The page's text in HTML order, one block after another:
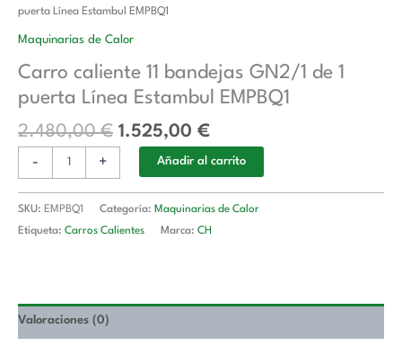
puerta Línea Estambul EMPBQ1
Maquinarias de Calor
Carro caliente 11 bandejas GN2/1 de 1
puerta Línea Estambul EMPBQ1
2.480,00€
precio
original
2.480,00 €.
1.525,00 €
1.525,00 €.
-
caliente
11
GN2/1
de
puerta
Línea
Estambul
EMPBQ1
cantidad
+ Añadir al carrito
SKU: EMPBQ1 Categoría: Maquinarias de Calor
Etiqueta: Carros Calientes Marca: CH
Valoraciones (0)